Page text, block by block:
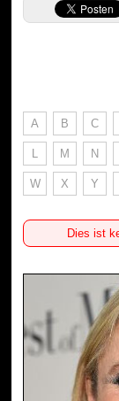
A B C
L M N
W X Y
Dies ist